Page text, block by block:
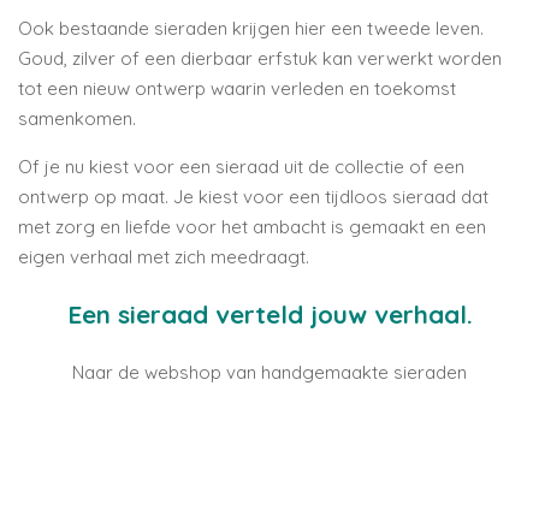
Ook bestaande sieraden krijgen hier een tweede leven.
Goud, zilver of een dierbaar erfstuk kan verwerkt worden
tot een nieuw ontwerp waarin verleden en toekomst
samenkomen.
Of je nu kiest voor een sieraad uit de collectie of een
ontwerp op maat. Je kiest voor een tijdloos sieraad dat
met zorg en liefde voor het ambacht is gemaakt en een
eigen verhaal met zich meedraagt.
Een sieraad verteld jouw verhaal.
Naar de webshop van handgemaakte sieraden